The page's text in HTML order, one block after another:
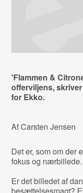
'Flammen &
offerviljens,
for Ekko.
Af Carsten Jensen
Det er, som om der
fokus og nærbillede.
Er det billedet af